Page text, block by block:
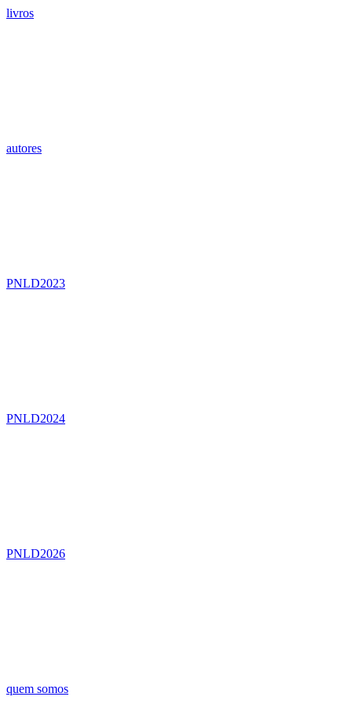
livros
autores
PNLD2023
PNLD2024
PNLD2026
quem somos